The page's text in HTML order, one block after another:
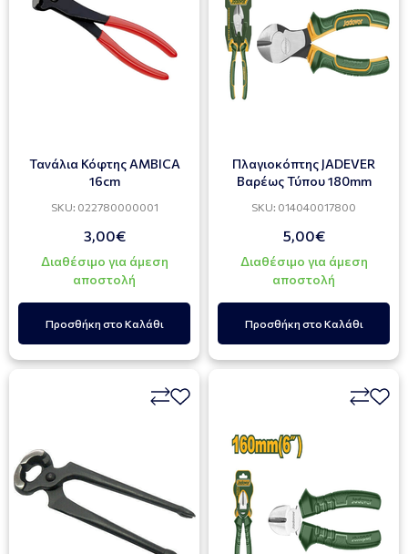
Τανάλια Κόφτης AMBICA
16cm
SKU: 022780000001
3,00€
Διαθέσιμο για άμεση
αποστολή
Προσθήκη στο Καλάθι
Πλαγιοκόπτης JADEVER
Βαρέως Τύπου 180mm
SKU: 014040017800
5,00€
Διαθέσιμο για άμεση
αποστολή
Προσθήκη στο Καλάθι